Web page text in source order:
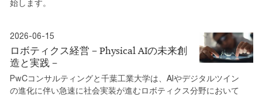
始します。
2026-06-15
ロボティクス経営－Physical AIの未来創
造と実践－
PwCコンサルティングと千葉工業大学は、AIやデジタルツイン
の進化に伴い急速に社会実装が進むロボティクス分野において